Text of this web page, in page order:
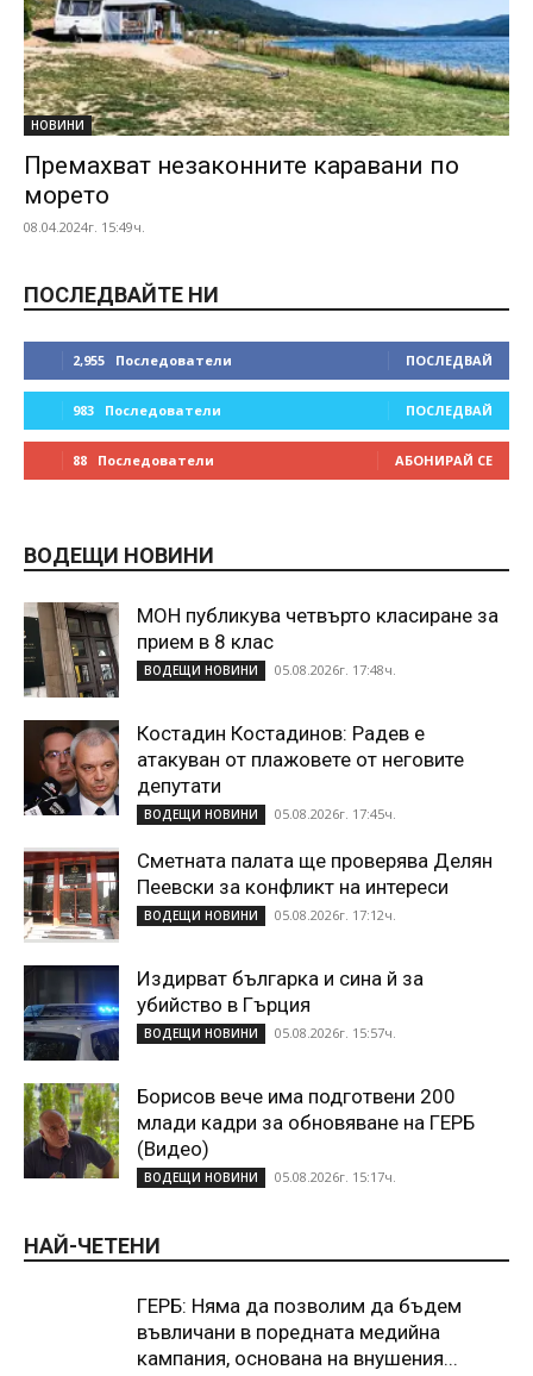
НОВИНИ
Премахват незаконните каравани по
морето
08.04.2024г. 15:49ч.
ПОСЛЕДВАЙТЕ НИ
2,955 Последователи ПОСЛЕДВАЙ
983 Последователи ПОСЛЕДВАЙ
88 Последователи АБОНИРАЙ СЕ
ВОДЕЩИ НОВИНИ
МОН публикува четвърто класиране за
прием в 8 клас
ВОДЕЩИ НОВИНИ 05.08.2026г. 17:48ч.
Костадин Костадинов: Радев е
атакуван от плажoвете от неговите
депутати
ВОДЕЩИ НОВИНИ 05.08.2026г. 17:45ч.
Сметната палата ще проверява Делян
Пеевски за конфликт на интереси
ВОДЕЩИ НОВИНИ 05.08.2026г. 17:12ч.
Издирват българка и сина й за
убийство в Гърция
ВОДЕЩИ НОВИНИ 05.08.2026г. 15:57ч.
Борисов вече има подготвени 200
млади кадри за обновяване на ГЕРБ
(Видео)
ВОДЕЩИ НОВИНИ 05.08.2026г. 15:17ч.
НАЙ-ЧЕТЕНИ
ГЕРБ: Няма да позволим да бъдем
въвличани в поредната медийна
кампания, основана на внушения...